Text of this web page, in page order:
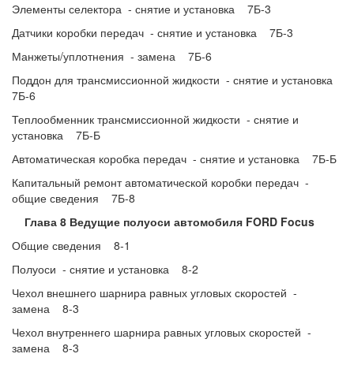
Элементы селектора - снятие и установка 7Б-3
Датчики коробки передач - снятие и установка 7Б-3
Манжеты/уплотнения - замена 7Б-6
Поддон для трансмиссионной жидкости - снятие и установка
7Б-6
Теплообменник трансмиссионной жидкости - снятие и
установка 7Б-Б
Автоматическая коробка передач - снятие и установка 7Б-Б
Капитальный ремонт автоматической коробки передач -
общие сведения 7Б-8
Глава 8 Ведущие полуоси автомобиля FORD Focus
Общие сведения 8-1
Полуоси - снятие и установка 8-2
Чехол внешнего шарнира равных угловых скоростей -
замена 8-3
Чехол внутреннего шарнира равных угловых скоростей -
замена 8-3